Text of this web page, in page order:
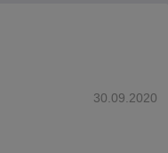
30.09.2020